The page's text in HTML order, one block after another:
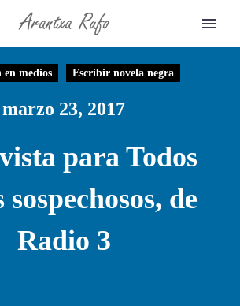
medios Escribir novela negra
marzo 23, 2017
para Todos
sospechosos, de
Radio 3